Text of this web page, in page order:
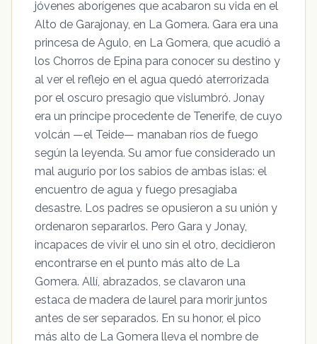
jóvenes aborígenes que acabaron su vida en el
Alto de Garajonay, en La Gomera. Gara era una
princesa de Agulo, en La Gomera, que acudió a
los Chorros de Epina para conocer su destino y
al ver el reflejo en el agua quedó aterrorizada
por el oscuro presagio que vislumbró. Jonay
era un príncipe procedente de Tenerife, de cuyo
volcán —el Teide— manaban ríos de fuego
según la leyenda. Su amor fue considerado un
mal augurio por los sabios de ambas islas: el
encuentro de agua y fuego presagiaba
desastre. Los padres se opusieron a su unión y
ordenaron separarlos. Pero Gara y Jonay,
incapaces de vivir el uno sin el otro, decidieron
encontrarse en el punto más alto de La
Gomera. Allí, abrazados, se clavaron una
estaca de madera de laurel para morir juntos
antes de ser separados. En su honor, el pico
más alto de La Gomera lleva el nombre de